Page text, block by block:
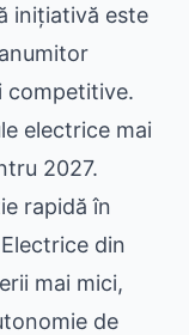
inițiativă este
competitive.
electrice mai
2027.
rapidă în
din
mai mici,
de